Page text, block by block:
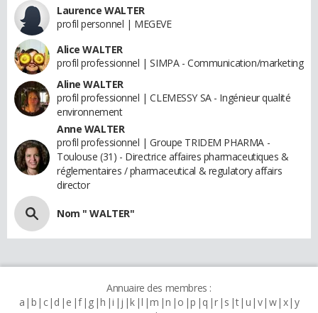
Laurence WALTER
profil personnel | MEGEVE
Alice WALTER
profil professionnel | SIMPA - Communication/marketing
Aline WALTER
profil professionnel | CLEMESSY SA - Ingénieur qualité
environnement
Anne WALTER
profil professionnel | Groupe TRIDEM PHARMA -
Toulouse (31) - Directrice affaires pharmaceutiques &
réglementaires / pharmaceutical & regulatory affairs
director
Nom " WALTER"
Annuaire des membres :
a b c d e f g h i j k l m n o p q r s t u v w x y